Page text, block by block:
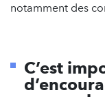
notamment des
C’est